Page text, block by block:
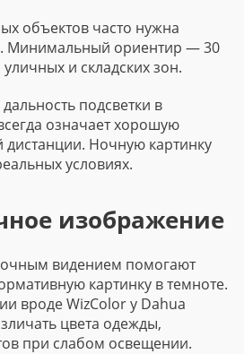
объектов часто нужна
Минимальный ориентир — 30
и складских зон.
подсветки в
означает хорошую
дистанции. Ночную картинку
условиях.
изображение
видением помогают
картинку в темноте.
вроде WizColor у Dahua
цвета одежды,
при слабом освещении.